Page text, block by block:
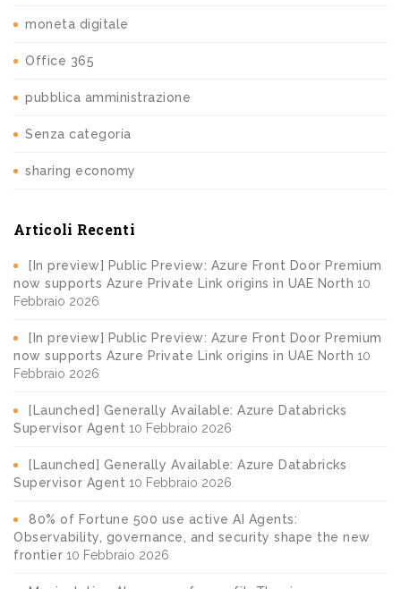
moneta digitale
Office 365
pubblica amministrazione
Senza categoria
sharing economy
Articoli Recenti
[In preview] Public Preview: Azure Front Door Premium
now supports Azure Private Link origins in UAE North 10
Febbraio 2026
[In preview] Public Preview: Azure Front Door Premium
now supports Azure Private Link origins in UAE North 10
Febbraio 2026
[Launched] Generally Available: Azure Databricks
Supervisor Agent 10 Febbraio 2026
[Launched] Generally Available: Azure Databricks
Supervisor Agent 10 Febbraio 2026
80% of Fortune 500 use active AI Agents:
Observability, governance, and security shape the new
frontier 10 Febbraio 2026